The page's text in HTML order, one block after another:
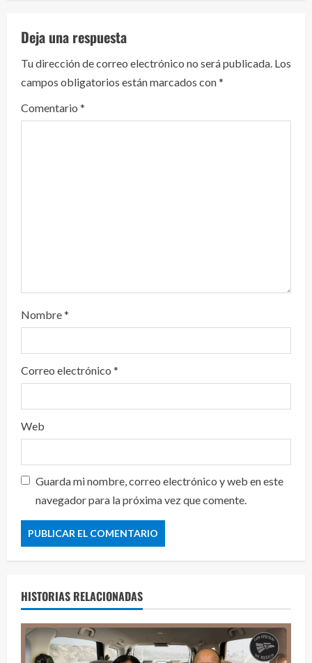
l
e
y
e
Deja una respuesta
Tu dirección de correo electrónico no será publicada. Los
campos obligatorios están marcados con*
Comentario *
Nombre*
Correo electrónico *
Web
Guarda mi nombre, correo electrónico y web en este
navegador para la próxima vez que comente.
HISTORIAS RELACIONADAS